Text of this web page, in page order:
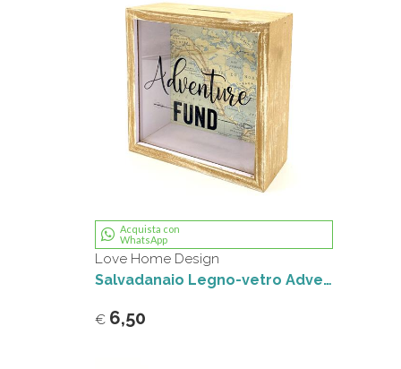
Acquista con
WhatsApp
Love Home Design
Salvadanaio Legno-vetro Adventure fund 3D
€ 6,50